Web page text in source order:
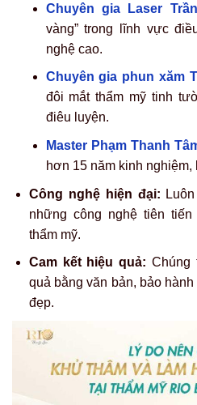
Chuyên gia Laser
vàng” trong lĩnh vực
nghệ cao.
Chuyên gia phun xăm
đôi mắt thẩm mỹ tinh
điêu luyện.
Master Phạm Thanh
hơn 15 năm kinh nghiệm,
Công nghệ hiện đại:
những công nghệ tiên
thẩm mỹ.
Cam kết hiệu quả: Chúng
quả bằng văn bản, bảo
đẹp.